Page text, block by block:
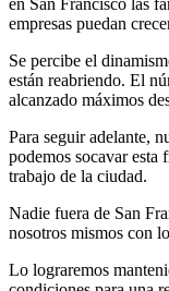
empresas puedan
Se percibe el
están reabriendo. El
alcanzado máximos
Para seguir adelante,
podemos socavar esta
trabajo de la ciudad.
Nadie fuera de San
nosotros mismos con
Lo lograremos